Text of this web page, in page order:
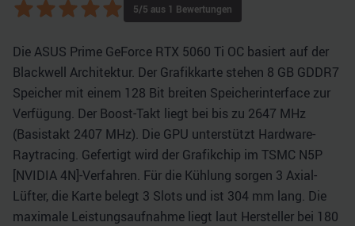
5/5 aus 1 Bewertungen
Die ASUS Prime GeForce RTX 5060 Ti OC basiert auf der
Blackwell Architektur. Der Grafikkarte stehen 8 GB GDDR7
Speicher mit einem 128 Bit breiten Speicherinterface zur
Verfügung. Der Boost-Takt liegt bei bis zu 2647 MHz
(Basistakt 2407 MHz). Die GPU unterstützt Hardware-
Raytracing. Gefertigt wird der Grafikchip im TSMC N5P
[NVIDIA 4N]-Verfahren. Für die Kühlung sorgen 3 Axial-
Lüfter, die Karte belegt 3 Slots und ist 304 mm lang. Die
maximale Leistungsaufnahme liegt laut Hersteller bei 180